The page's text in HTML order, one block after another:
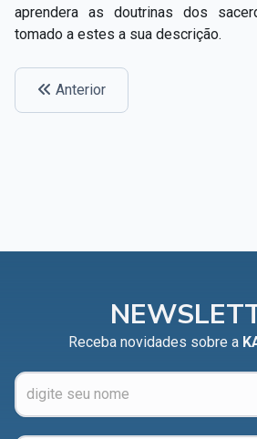
aprendera as doutrinas dos
tomado a estes a sua descrição.
Anterior
Receba novidades sobre a